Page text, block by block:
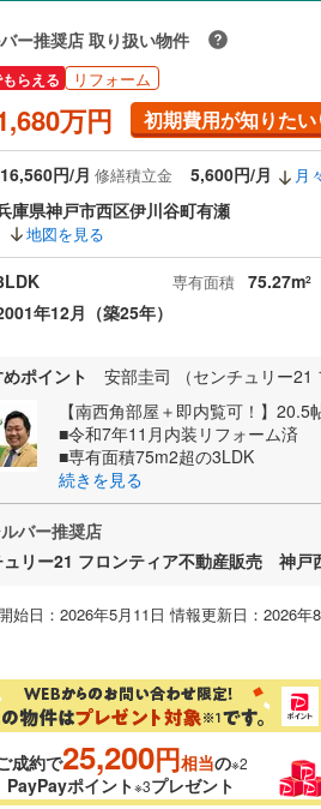
ー推奨店 取り扱い物件
らえる リフォーム
万円 初期費用が知りたい
16,560円/月 修繕積立金 5,600円/月
月
庫県神戸市西区伊川谷町有瀬
地図を見る
専有面積 75.27m2
年12月（築25年）
ポイント
安部圭司 （センチュリー
【南西角部屋＋即内覧可！】20.5
■令和7年11月内装リフォーム済
■専有面積75m2超の3LDK
続きを見る
バー推奨店
ュリー21 フロンティア不動産販売 神戸
始日：2026年5月11日 情報更新日：2026
成約で25,200円相当の※2
PayPayポイント※3プレゼント